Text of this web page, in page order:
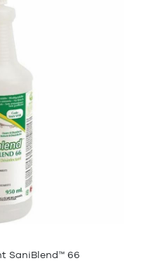
SaniBlend™ 66